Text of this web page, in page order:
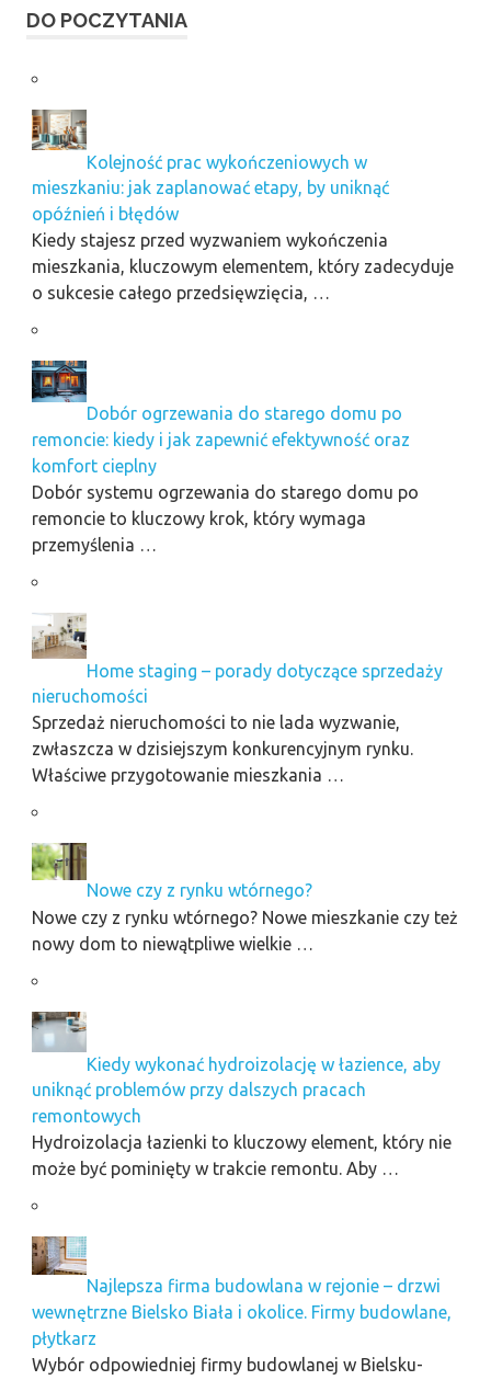
DO POCZYTANIA
Kolejność prac wykończeniowych w
mieszkaniu: jak zaplanować etapy, by uniknąć
opóźnień i błędów
Kiedy stajesz przed wyzwaniem wykończenia
mieszkania, kluczowym elementem, który zadecyduje
o sukcesie całego przedsięwzięcia, …
Dobór ogrzewania do starego domu po
remoncie: kiedy i jak zapewnić efektywność oraz
komfort cieplny
Dobór systemu ogrzewania do starego domu po
remoncie to kluczowy krok, który wymaga
przemyślenia …
Home staging – porady dotyczące sprzedaży
nieruchomości
Sprzedaż nieruchomości to nie lada wyzwanie,
zwłaszcza w dzisiejszym konkurencyjnym rynku.
Właściwe przygotowanie mieszkania …
Nowe czy z rynku wtórnego?
Nowe czy z rynku wtórnego? Nowe mieszkanie czy też
nowy dom to niewątpliwe wielkie …
Kiedy wykonać hydroizolację w łazience, aby
uniknąć problemów przy dalszych pracach
remontowych
Hydroizolacja łazienki to kluczowy element, który nie
może być pominięty w trakcie remontu. Aby …
Najlepsza firma budowlana w rejonie – drzwi
wewnętrzne Bielsko Biała i okolice. Firmy budowlane,
płytkarz
Wybór odpowiedniej firmy budowlanej w Bielsku-